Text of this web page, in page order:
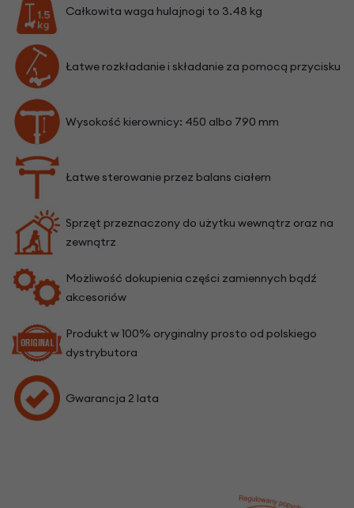
Całkowita waga hulajnogi to 3.48 kg
Łatwe rozkładanie i składanie za pomocą przycisku
Wysokość kierownicy: 450 albo 790 mm
Łatwe sterowanie przez balans ciałem
Sprzęt przeznaczony do użytku wewnątrz oraz na
zewnątrz
Możliwość dokupienia części zamiennych bądź
akcesoriów
Produkt w 100% oryginalny prosto od polskiego
dystrybutora
Gwarancja 2 lata